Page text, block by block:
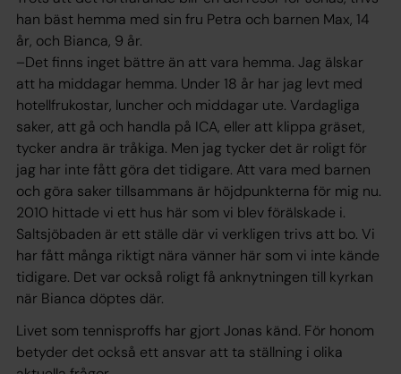
han bäst hemma med sin fru Petra och barnen Max, 14
år, och Bianca, 9 år.
–Det finns inget bättre än att vara hemma. Jag älskar
att ha middagar hemma. Under 18 år har jag levt med
hotellfrukostar, luncher och middagar ute. Vardagliga
saker, att gå och handla på ICA, eller att klippa gräset,
tycker andra är tråkiga. Men jag tycker det är roligt för
jag har inte fått göra det tidigare. Att vara med barnen
och göra saker tillsammans är höjdpunkterna för mig nu.
2010 hittade vi ett hus här som vi blev förälskade i.
Saltsjöbaden är ett ställe där vi verkligen trivs att bo. Vi
har fått många riktigt nära vänner här som vi inte kände
tidigare. Det var också roligt få anknytningen till kyrkan
när Bianca döptes där.
Livet som tennisproffs har gjort Jonas känd. För honom
betyder det också ett ansvar att ta ställning i olika